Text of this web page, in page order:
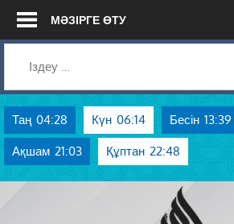
Skip
МӘЗІРГЕ ӨТУ
Таң 04:28 Күн 06:14 Бесін 13:39
Ақшам 21:03 Құптан 22:48